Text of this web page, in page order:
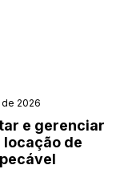
2026
e gerenciar
locação de